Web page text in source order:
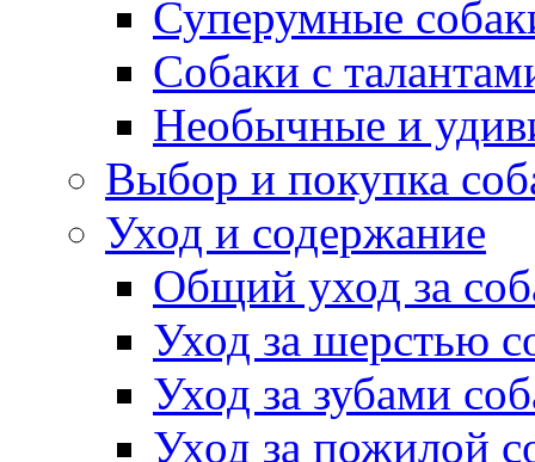
Суперумные
Собаки с
Необычные и
Выбор и покупка
Уход и содержание
Общий уход за
Уход за шерстью
Уход за зубами
Уход за пожилой